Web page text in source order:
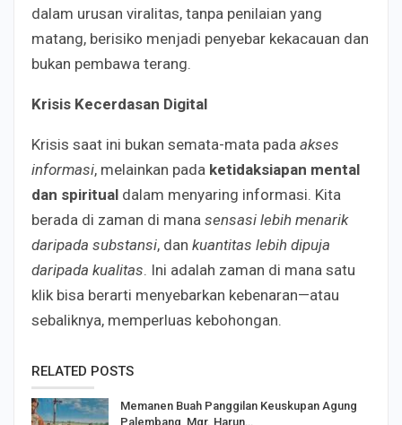
dalam urusan viralitas, tanpa penilaian yang
matang, berisiko menjadi penyebar kekacauan dan
bukan pembawa terang.
Krisis Kecerdasan Digital
Krisis saat ini bukan semata-mata pada akses
informasi, melainkan pada ketidaksiapan mental
dan spiritual dalam menyaring informasi. Kita
berada di zaman di mana sensasi lebih menarik
daripada substansi, dan kuantitas lebih dipuja
daripada kualitas. Ini adalah zaman di mana satu
klik bisa berarti menyebarkan kebenaran—atau
sebaliknya, memperluas kebohongan.
RELATED POSTS
Memanen Buah Panggilan Keuskupan Agung
Palembang, Mgr. Harun…